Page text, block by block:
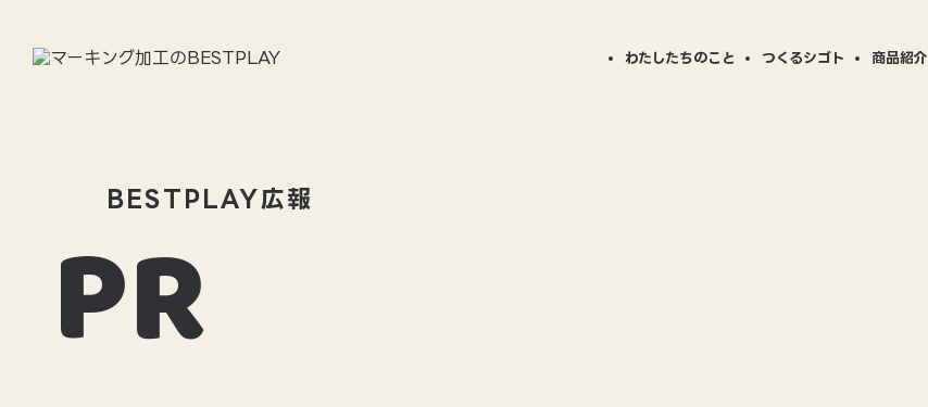
わたしたちのこと つくるシゴト 商品紹介
BESTPLAY広報
PR